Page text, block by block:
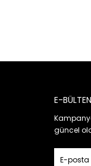
E-
güncel